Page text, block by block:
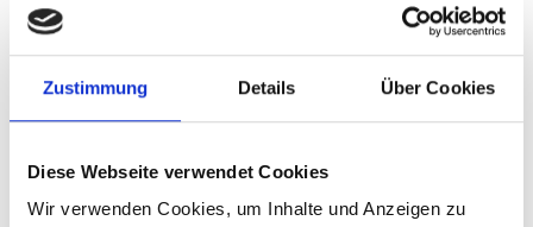
Zustimmung Details Über Cookies
Diese Webseite verwendet Cookies
Wir verwenden Cookies, um Inhalte und Anzeigen zu
Impressionen